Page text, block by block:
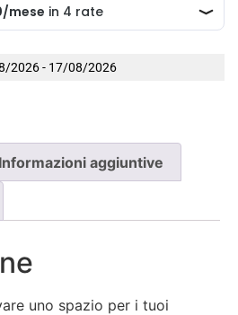
2026 - 17/08/2026
Informazioni aggiuntive
uno spazio per i tuoi